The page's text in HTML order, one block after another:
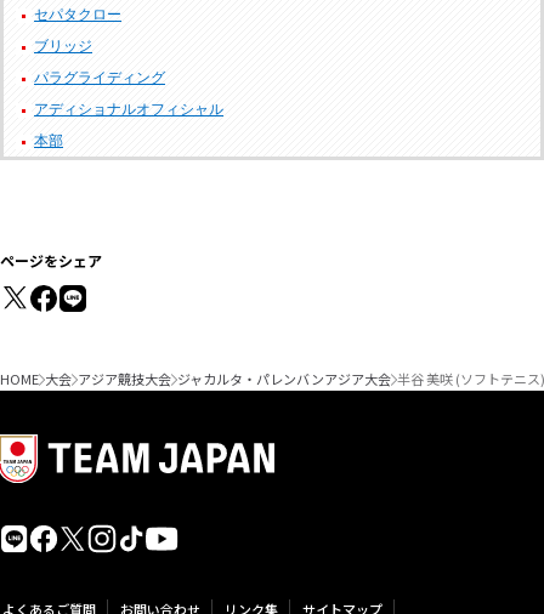
セパタクロー
ブリッジ
パラグライディング
アディショナルオフィシャル
本部
ページをシェア
HOME 大会 アジア競技大会 ジャカルタ・パレンバンアジア大会 半谷 美咲 (ソフトテニ
よくあるご質問 お問い合わせ リンク集 サイトマップ